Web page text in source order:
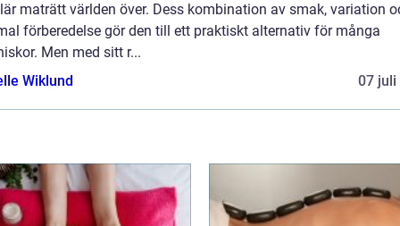
maträtt världen över. Dess kombination av smak, variation
förberedelse gör den till ett praktiskt alternativ för många
Men med sitt r...
Wiklund
07 juli